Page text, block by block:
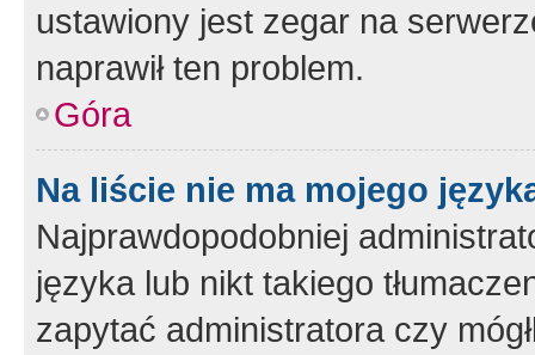
ustawiony jest zegar na
naprawił ten problem.
Góra
Na liście nie ma mojego
Najprawdopodobniej
języka lub nikt takiego
zapytać administratora czy